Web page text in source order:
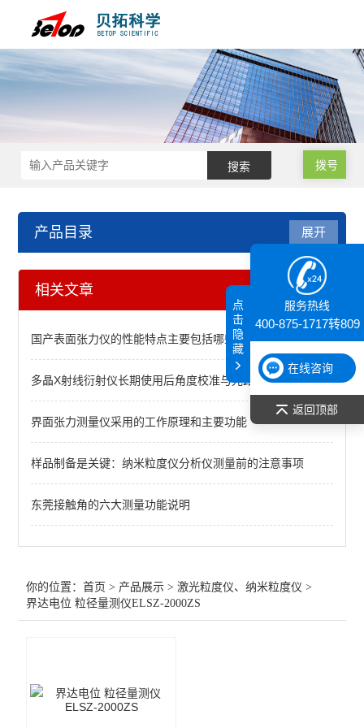
拨号
产品目录
激光粒度仪、纳米粒度仪
Microtrac S3500SI图像激光粒度分析仪
Microtrac S3500系列激光粒度分析仪
EKO DisperSizer DS-1 粒度分布分析器
查看全部 >>
展开
相关文章
国产表面张力仪的性能特点主要包括哪些
多晶X射线衍射仪长期使用后角度校准与光路对中维护
界面张力测量仪采用的工作原理和主要功能
样品制备是关键：纳米粒度仪分析仪测量前的注意事项
东莞接触角的六大测量功能说明
你的位置：首页 > 产品展示 >激光粒度仪、纳米粒度仪 >
界达电位 粒径量测仪ELSZ-2000ZS
服务热线
400-875-1717转809
在线咨询
返回顶部
点
击
隐
藏